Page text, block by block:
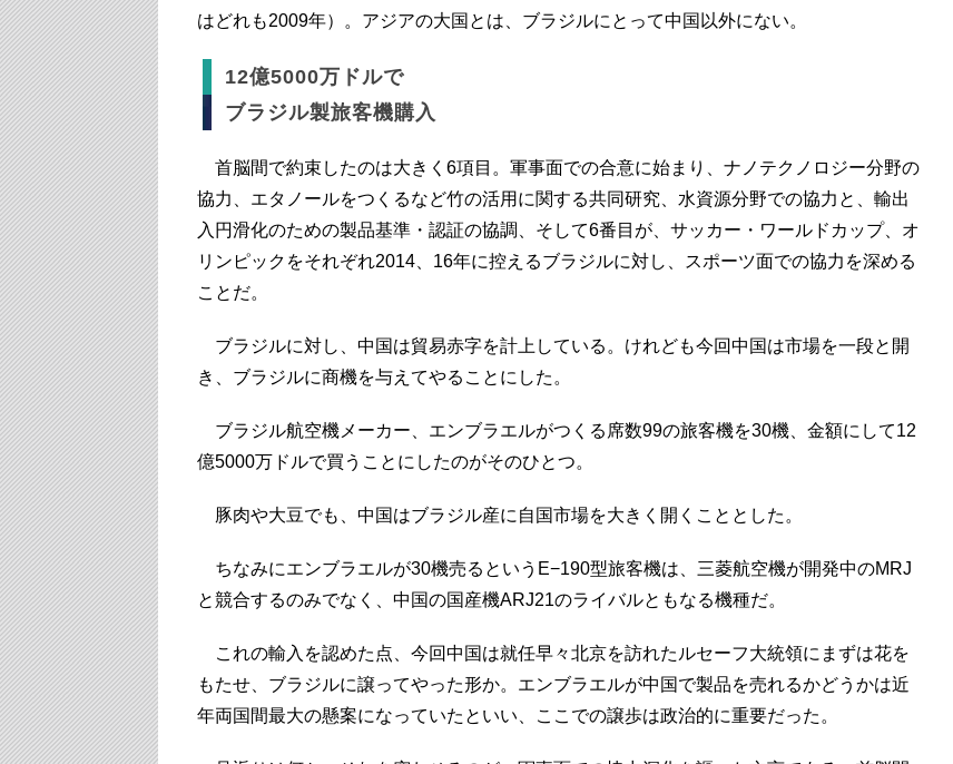
はどれも2009年）。アジアの大国とは、ブラジルにとって中国以外にない。
12億5000万ドルで
ブラジル製旅客機購入
首脳間で約束したのは大きく6項目。軍事面での合意に始まり、ナノテクノロジー分野の
協力、エタノールをつくるなど竹の活用に関する共同研究、水資源分野での協力と、輸出
入円滑化のための製品基準・認証の協調、そして6番目が、サッカー・ワールドカップ、オ
リンピックをそれぞれ2014、16年に控えるブラジルに対し、スポーツ面での協力を深める
ことだ。
ブラジルに対し、中国は貿易赤字を計上している。けれども今回中国は市場を一段と開
き、ブラジルに商機を与えてやることにした。
ブラジル航空機メーカー、エンブラエルがつくる席数99の旅客機を30機、金額にして12
億5000万ドルで買うことにしたのがそのひとつ。
豚肉や大豆でも、中国はブラジル産に自国市場を大きく開くこととした。
ちなみにエンブラエルが30機売るというE−190型旅客機は、三菱航空機が開発中のMRJ
と競合するのみでなく、中国の国産機ARJ21のライバルともなる機種だ。
これの輸入を認めた点、今回中国は就任早々北京を訪れたルセーフ大統領にまずは花を
もたせ、ブラジルに譲ってやった形か。エンブラエルが中国で製品を売れるかどうかは近
年両国間最大の懸案になっていたといい、ここでの譲歩は政治的に重要だった。